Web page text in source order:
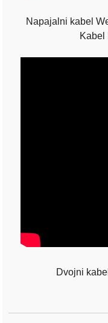
Napajalni kabel
Kabel
Dvojni